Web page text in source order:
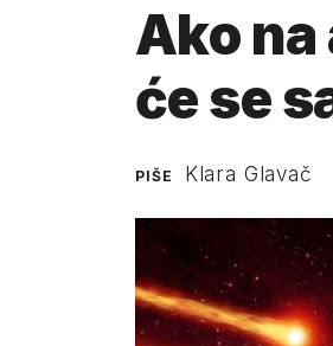
Ako
će se
PIŠE Klara Glavač